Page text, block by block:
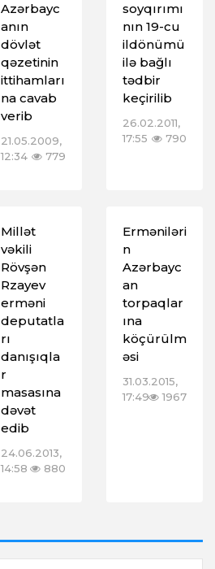
Azərbayc
anın
dövlət
qəzetinin
ittihamları
na cavab
verib
21.05.2009,
12:34
779
soyqırımı
nın 19-cu
ildönümü
ilə bağlı
tədbir
keçirilib
26.02.2011,
17:55
790
Millət
vəkili
Rövşən
Rzayev
erməni
deputatla
rı
danışıqla
r
masasına
dəvət
edib
24.06.2013,
14:58
880
Erməniləri
n
Azərbayc
an
torpaqlar
ına
köçürülm
əsi
31.03.2015,
17:49
1967